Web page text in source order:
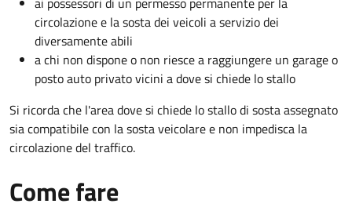
circolazione e la sosta dei veicoli a servizio dei
diversamente abili
a chi non dispone o non riesce a raggiungere un garage o
posto auto privato vicini a dove si chiede lo stallo
Si ricorda che l'area dove si chiede lo stallo di sosta assegnato
sia compatibile con la sosta veicolare e non impedisca la
circolazione del traffico.
Come fare